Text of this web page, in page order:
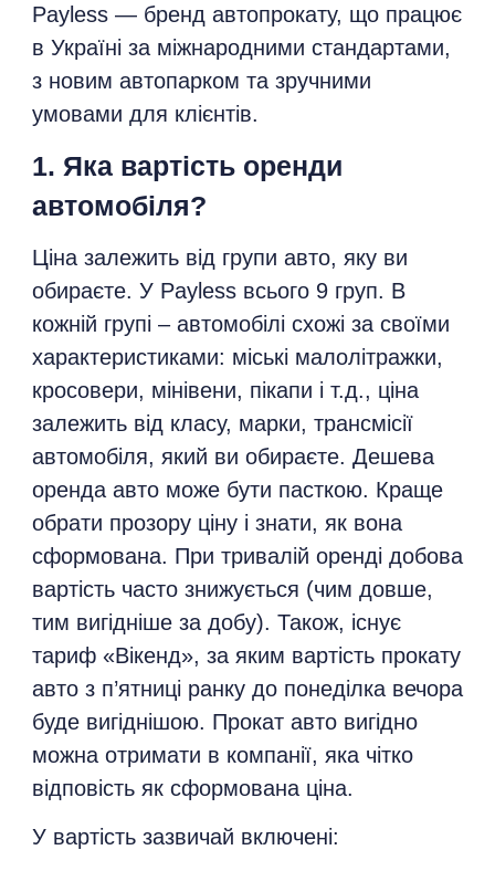
Payless — бренд автопрокату, що працює
в Україні за міжнародними стандартами,
з новим автопарком та зручними
умовами для клієнтів.
1. Яка вартість оренди
автомобіля?
Ціна залежить від групи авто, яку ви
обираєте. У Payless всього 9 груп. В
кожній групі – автомобілі схожі за своїми
характеристиками: міські малолітражки,
кросовери, мінівени, пікапи і т.д., ціна
залежить від класу, марки, трансмісії
автомобіля, який ви обираєте. Дешева
оренда авто може бути пасткою. Краще
обрати прозору ціну і знати, як вона
сформована. При тривалій оренді добова
вартість часто знижується (чим довше,
тим вигідніше за добу). Також, існує
тариф «Вікенд», за яким вартість прокату
авто з п’ятниці ранку до понеділка вечора
буде вигіднішою. Прокат авто вигідно
можна отримати в компанії, яка чітко
відповість як сформована ціна.
У вартість зазвичай включені: